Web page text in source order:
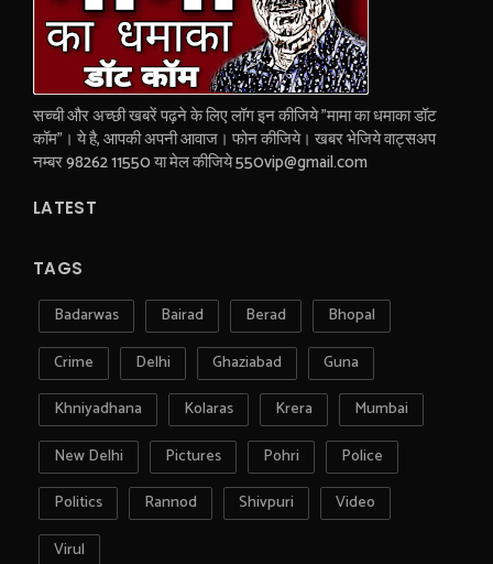
सच्ची और अच्छी खबरें पढ़ने के लिए लॉग इन कीजिये "मामा का धमाका डॉट
कॉम"। ये है, आपकी अपनी आवाज। फोन कीजिये। खबर भेजिये वाट्सअप
नम्बर 98262 11550 या मेल कीजिये 550vip@gmail.com
LATEST
TAGS
Badarwas Bairad Berad
Bhopal
Crime
Delhi Ghaziabad
Guna
Khniyadhana
Kolaras Krera
Mumbai
New Delhi
Pictures Pohri
Police
Politics
Rannod Shivpuri
Video
Virul